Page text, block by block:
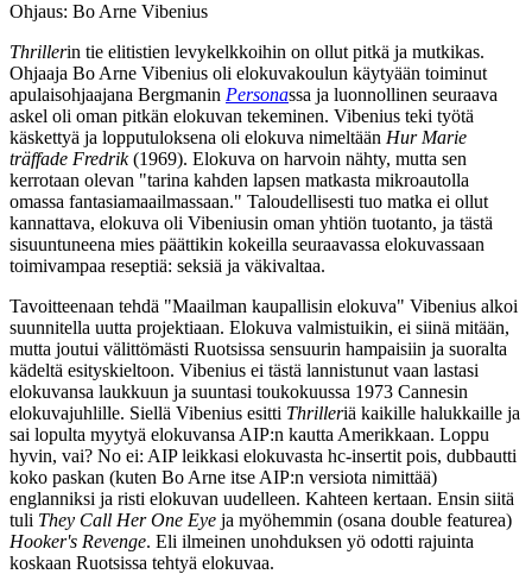
Ohjaus: Bo Arne Vibenius
Thrillerin tie elitistien levykelkkoihin on ollut pitkä ja mutkikas.
Ohjaaja Bo Arne Vibenius oli elokuvakoulun käytyään toiminut
apulaisohjaajana Bergmanin Personassa ja luonnollinen seuraava
askel oli oman pitkän elokuvan tekeminen. Vibenius teki työtä
käskettyä ja lopputuloksena oli elokuva nimeltään Hur Marie
träffade Fredrik(1969). Elokuva on harvoin nähty, mutta sen
kerrotaan olevan "tarina kahden lapsen matkasta mikroautolla
omassa fantasiamaailmassaan." Taloudellisesti tuo matka ei ollut
kannattava, elokuva oli Vibeniusin oman yhtiön tuotanto, ja tästä
sisuuntuneena mies päättikin kokeilla seuraavassa elokuvassaan
toimivampaa reseptiä: seksiä ja väkivaltaa.
Tavoitteenaan tehdä "Maailman kaupallisin elokuva" Vibenius alkoi
suunnitella uutta projektiaan. Elokuva valmistuikin, ei siinä mitään,
mutta joutui välittömästi Ruotsissa sensuurin hampaisiin ja suoralta
kädeltä esityskieltoon. Vibenius ei tästä lannistunut vaan lastasi
elokuvansa laukkuun ja suuntasi toukokuussa 1973 Cannesin
elokuvajuhlille. Siellä Vibenius esitti Thrilleriä kaikille halukkaille ja
sai lopulta myytyä elokuvansa AIP:n kautta Amerikkaan. Loppu
hyvin, vai? No ei: AIP leikkasi elokuvasta hc‑insertit pois, dubbautti
koko paskan (kuten Bo Arne itse AIP:n versiota nimittää)
englanniksi ja risti elokuvan uudelleen. Kahteen kertaan. Ensin siitä
tuli They Call Her One Eye ja myöhemmin (osana double featurea)
Hooker's Revenge. Eli ilmeinen unohduksen yö odotti rajuinta
koskaan Ruotsissa tehtyä elokuvaa.